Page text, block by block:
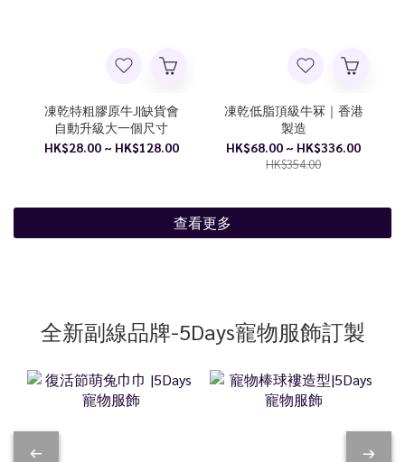
凍乾特粗膠原牛J|缺貨會
自動升級大一個尺寸
HK$28.00 ~ HK$128.00
凍乾低脂頂級牛冧｜香港
製造
HK$68.00 ~ HK$336.00
HK$354.00
查看更多
全新副線品牌-5Days寵物服飾訂製